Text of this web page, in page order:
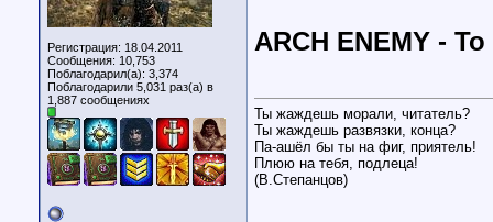
Регистрация: 18.04.2011
Сообщения: 10,753
Поблагодарил(а): 3,374
Поблагодарили 5,031 раз(а) в
1,887 сообщениях
ARCH ENEMY -
Ты жаждешь морали, читатель?
Ты жаждешь развязки, конца?
Па-ашёл бы ты на фиг, приятель!
Плюю на тебя, подлеца!
(В.Степанцов)